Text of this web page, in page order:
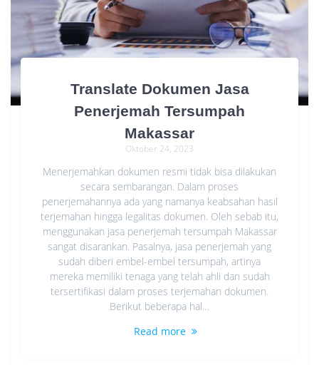
Translate Dokumen Jasa
Penerjemah Tersumpah
Makassar
Oktober 24, 2023
Menerjemahkan dokumen resmi tidak bisa dilakukan
secara sembarangan. Dalam proses
penerjemahannya ada yang namanya keabsahan hasil
terjemahan hingga legalitas dokumen. Oleh sebab itu,
menggunakan jasa penerjemah tersumpah Makassar
sangat disarankan. Pasalnya, jasa penerjemah yang
sudah diberi embel-embel tersumpah, artinya
mereka memiliki tenaga yang telah ahli dan sudah
tersertifikasi dalam proses terjemahan dokumen.
Berikut beberapa hal…
Read more